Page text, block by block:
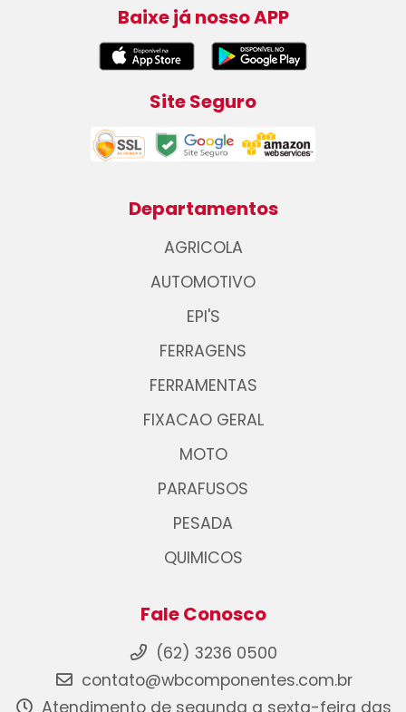
Baixe já nosso APP
Site Seguro
Departamentos
AGRICOLA
AUTOMOTIVO
EPI'S
FERRAGENS
FERRAMENTAS
FIXACAO GERAL
MOTO
PARAFUSOS
PESADA
QUIMICOS
Fale Conosco
(62) 3236 0500
contato@wbcomponentes.com.br